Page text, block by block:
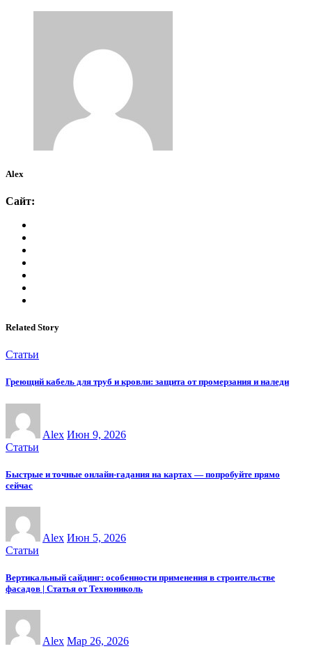
Alex
Сайт:
Related Story
Статьи
Греющий кабель для труб и кровли: защита от промерзания и наледи
Alex Июн 9, 2026
Статьи
Быстрые и точные онлайн-гадания на картах — попробуйте прямо
сейчас
Alex Июн 5, 2026
Статьи
Вертикальный сайдинг: особенности применения в строительстве
фасадов | Статья от Технониколь
Alex Мар 26, 2026